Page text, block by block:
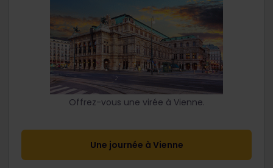
Offrez-vous une virée à Vienne.
Une journée à Vienne